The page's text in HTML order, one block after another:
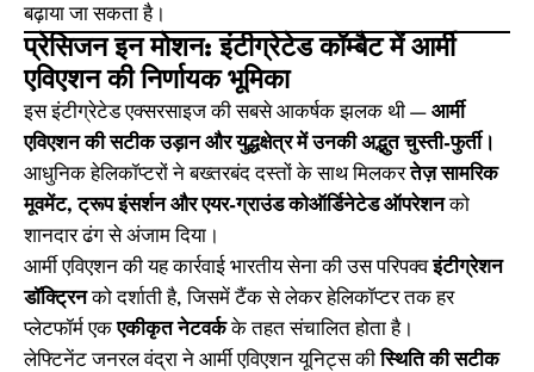
बढ़ाया जा सकता है।
प्रेसिजन इन मोशन: इंटीग्रेटेड कॉम्बैट में आर्मी
एविएशन की निर्णायक भूमिका
इस इंटीग्रेटेड एक्सरसाइज की सबसे आकर्षक झलक थी — आर्मी
एविएशन की सटीक उड़ान और युद्धक्षेत्र में उनकी अद्भुत चुस्ती-फुर्ती।
आधुनिक हेलिकॉप्टरों ने बख्तरबंद दस्तों के साथ मिलकरतेज़ सामरिक
मूवमेंट, ट्रूप इंसर्शन और एयर-ग्राउंड कोऑर्डिनेटेड ऑपरेशनको
शानदार ढंग से अंजाम दिया।
आर्मी एविएशन की यह कार्रवाई भारतीय सेना की उस परिपक्वइंटीग्रेशन
डॉक्ट्रिनको दर्शाती है, जिसमें टैंक से लेकर हेलिकॉप्टर तक हर
प्लेटफॉर्म एकएकीकृत नेटवर्कके तहत संचालित होता है।
लेफ्टिनेंट जनरल वंद्रा ने आर्मी एविएशन यूनिट्स कीस्थिति की सटीक